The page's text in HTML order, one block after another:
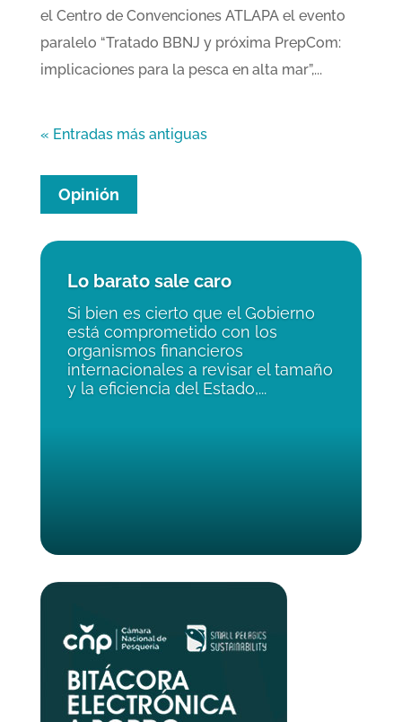
el Centro de Convenciones ATLAPA el evento
paralelo “Tratado BBNJ y próxima PrepCom:
implicaciones para la pesca en alta mar”,...
« Entradas más antiguas
Opinión
Lo barato sale caro
Si bien es cierto que el Gobierno
está comprometido con los
organismos financieros
internacionales a revisar el tamaño
y la eficiencia del Estado,...